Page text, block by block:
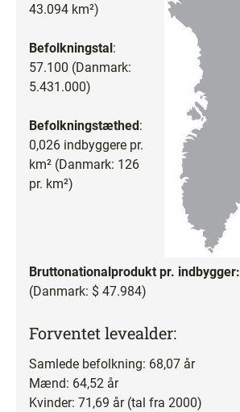
43.094 km²)
Befolkningstal:
57.100 (Danmark:
5.431.000)
Befolkningstæthed:
0,026 indbyggere pr.
km² (Danmark: 126
pr. km²)
Bruttonationalprodukt pr. indbygger:
(Danmark: $ 47.984)
Forventet levealder:
Samlede befolkning: 68,07 år
Mænd: 64,52 år
Kvinder: 71,69 år (tal fra 2000)